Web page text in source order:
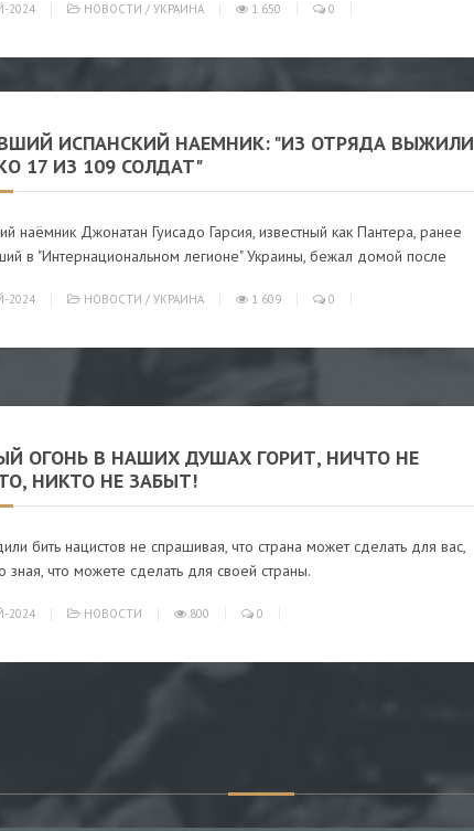
2024 НОВОСТИ / УКРАИНА 1 650 0
ИСПАНСКИЙ НАЕМНИК: "ИЗ ОТРЯДА ВЫЖИЛИ
17 ИЗ 109 СОЛДАТ"
наёмник Джонатан Гуисадо Гарсия, известный как Пантера, ранее
в "Интернациональном легионе" Украины, бежал домой после
2024 НОВОСТИ / УКРАИНА 1 609 0
ОГОНЬ В НАШИХ ДУШАХ ГОРИТ, НИЧТО НЕ
НИКТО НЕ ЗАБЫТ!
бить нацистов не спрашивая, что страна может сделать для вас,
зная, что можете сделать для своей страны.
2024 НОВОСТИ 800 0